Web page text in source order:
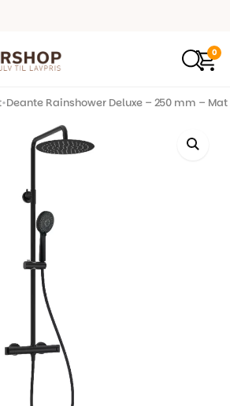
0
•Deante Rainshower Deluxe – 250 mm – Mat